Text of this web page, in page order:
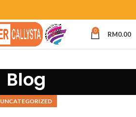
0 RM0.00
Blog
UNCATEGORIZED